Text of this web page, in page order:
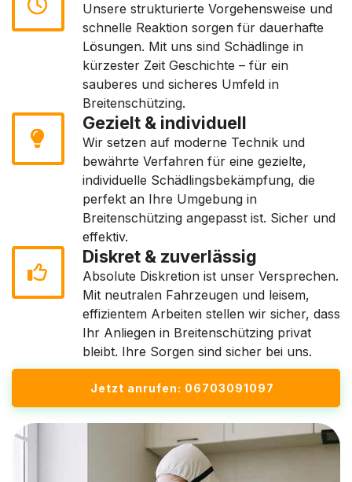
Unsere strukturierte Vorgehensweise und
schnelle Reaktion sorgen für dauerhafte
Lösungen. Mit uns sind Schädlinge in
kürzester Zeit Geschichte – für ein
sauberes und sicheres Umfeld in
Breitenschützing.
Gezielt & individuell
Wir setzen auf moderne Technik und
bewährte Verfahren für eine gezielte,
individuelle Schädlingsbekämpfung, die
perfekt an Ihre Umgebung in
Breitenschützing angepasst ist. Sicher und
effektiv.
Diskret & zuverlässig
Absolute Diskretion ist unser Versprechen.
Mit neutralen Fahrzeugen und leisem,
effizientem Arbeiten stellen wir sicher, dass
Ihr Anliegen in Breitenschützing privat
bleibt. Ihre Sorgen sind sicher bei uns.
Jetzt anrufen: 06703091097